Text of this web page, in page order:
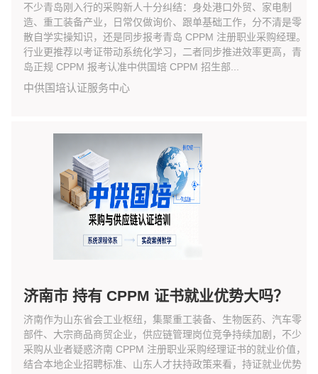
不少青岛刚入行的采购新人十分纠结：身处港口外贸、家电制
造、重工装备产业，日常仅做询价、跟单基础工作，分不清是零
散自学实操知识，还是同步报考青岛 CPPM 注册职业采购经理。
行业更推荐以考证带动系统化学习，二者同步推进效率更高，青
岛正规 CPPM 报考认准中供国培 CPPM 招生部...
中供国培认证服务中心
济南市 持有 CPPM 证书就业优势大吗？
济南作为山东省会工业枢纽，集聚重工装备、生物医药、汽车零
部件、大宗商品商贸企业，供应链管理岗位竞争持续加剧，不少
采购从业者疑惑济南 CPPM 注册职业采购经理证书的就业价值，
结合本地企业招聘标准、山东人才扶持政策来看，持证就业优势